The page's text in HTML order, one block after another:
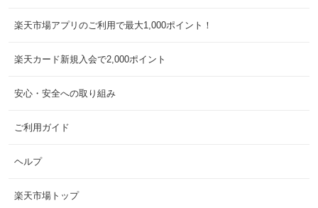
楽天市場アプリのご利用で最大1,000ポイント！
楽天カード新規入会で2,000ポイント
安心・安全への取り組み
ご利用ガイド
ヘルプ
楽天市場トップ